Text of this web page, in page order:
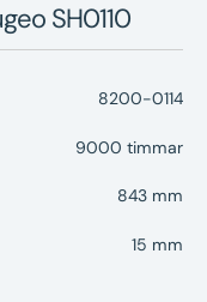
SH0110
8200-0114
9000 timmar
843 mm
15 mm